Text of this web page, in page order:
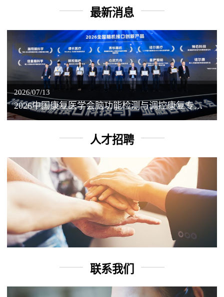
最新消息
2026/07/13
2026中国康复医学会脑功能检测与调控康复专业委员会学术年会丨脑客中国：脑机接口——EEG驱动TMS闭环调控工作坊
人才招聘
联系我们